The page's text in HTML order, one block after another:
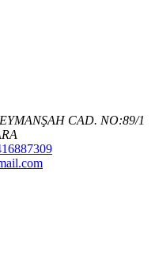
CAD. NO:89/1